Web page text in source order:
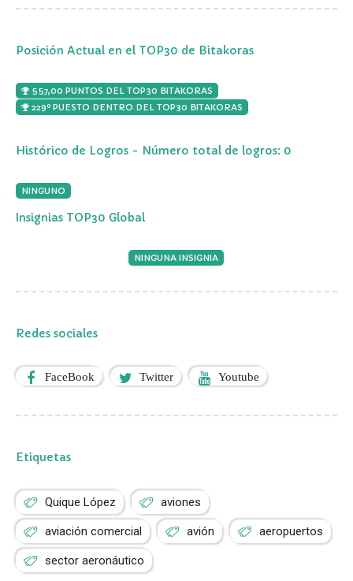
Posición Actual en el TOP30 de Bitakoras
557,00 PUNTOS DEL TOP30 BITAKORAS
229º PUESTO DENTRO DEL TOP30 BITAKORAS
Histórico de Logros - Número total de logros: 0
NINGUNO
Insignias TOP30 Global
NINGUNA INSIGNIA
Redes sociales
FaceBook Twitter Youtube
Etiquetas
Quique López aviones
aviación comercial avión aeropuertos
sector aeronáutico